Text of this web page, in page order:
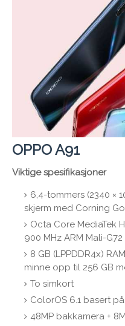
OPPO A91
Viktige spesifikasjoner
6,4-tommers (2340 ×
skjerm med Corning
Octa Core MediaTek
900 MHz ARM Mali-G72
8 GB (LPPDDR4x)
minne opp til 256 GB
To simkort
ColorOS 6.1 basert
48MP bakkamera +